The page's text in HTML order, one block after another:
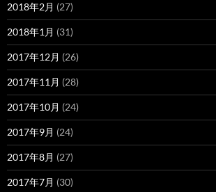
2018年2月 (27)
2018年1月 (31)
2017年12月 (26)
2017年11月 (28)
2017年10月 (24)
2017年9月 (24)
2017年8月 (27)
2017年7月 (30)